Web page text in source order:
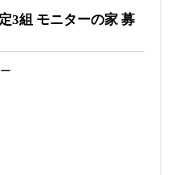
建築士事務所が考える“設
地は「土地代が安い＝お
―道路が狭い京都・滋賀で
べき“建築費が上がる理
3組 モニターの家 募